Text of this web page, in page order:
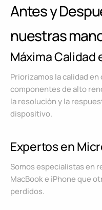
Antes y
nuestras
Máxima Calidad
Priorizamos la calidad
componentes de alto
la resolución y la
dispositivo.
Expertos en
Somos especialistas en
MacBook e iPhone que
perdidos.